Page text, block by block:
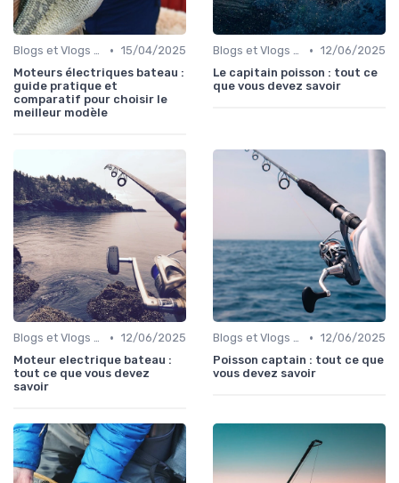
Blogs et Vlogs sur la Pêche • 15/04/2025
Moteurs électriques bateau :
guide pratique et
comparatif pour choisir le
meilleur modèle
Blogs et Vlogs sur la Pêche • 12/06/2025
Le capitain poisson : tout ce
que vous devez savoir
Blogs et Vlogs sur la Pêche • 12/06/2025
Moteur electrique bateau :
tout ce que vous devez
savoir
Blogs et Vlogs sur la Pêche • 12/06/2025
Poisson captain : tout ce que
vous devez savoir